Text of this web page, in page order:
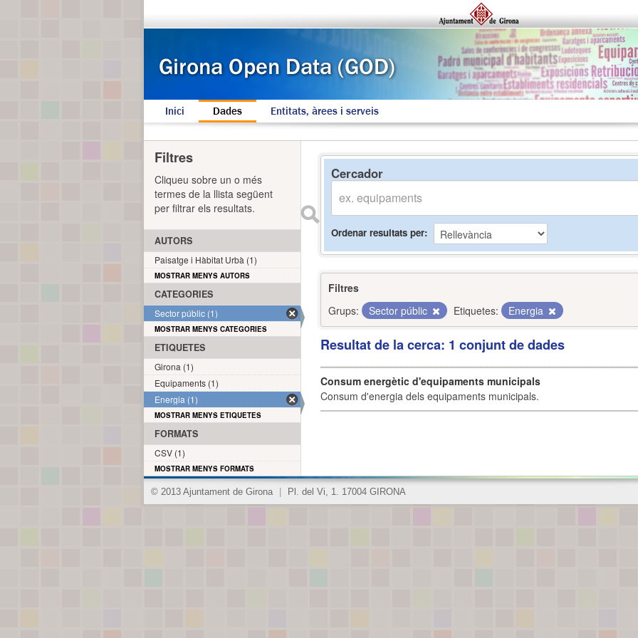
Inici Dades Entitats, àrees i serveis
Cercador
Ordenar resultats per
Filtres
Grups:
Sector públic Etiquetes: Energia
Resultat de la cerca: 1 conjunt de dades
Consum energètic d'equipaments municipals
Consum d'energia dels equipaments municipals.
Filtres
Cliqueu sobre un o més
termes de la llista següent
per filtrar els resultats.
AUTORS
Paisatge i Hàbitat Urbà (1)
MOSTRAR MENYS AUTORS
CATEGORIES
Sector públic (1)
MOSTRAR MENYS CATEGORIES
ETIQUETES
Girona (1)
Equipaments (1)
Energia (1)
MOSTRAR MENYS ETIQUETES
FORMATS
CSV (1)
MOSTRAR MENYS FORMATS
© 2013 Ajuntament de Girona Pl. del Vi, 1. 17004 GIRONA